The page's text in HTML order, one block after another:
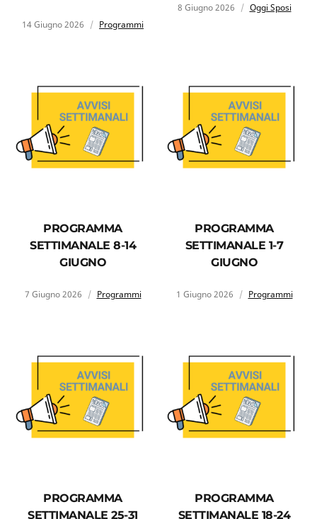
14 Giugno 2026 Programmi
8 Giugno 2026 Oggi Sposi
PROGRAMMA
SETTIMANALE 8-14
GIUGNO
7 Giugno 2026 Programmi
PROGRAMMA
SETTIMANALE 1-7
GIUGNO
1 Giugno 2026 Programmi
PROGRAMMA
SETTIMANALE 25-31
PROGRAMMA
SETTIMANALE 18-24